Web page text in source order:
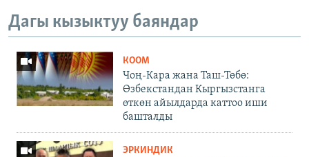
Дагы кызыктуу баяндар
КООМ
Чоң-Кара жана Таш-Төбө:
Өзбекстандан Кыргызстанга
өткөн айылдарда каттоо иши
башталды
ЭРКИНДИК